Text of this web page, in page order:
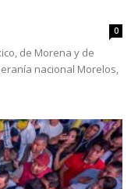
0
de Morena y de
nacional Morelos,